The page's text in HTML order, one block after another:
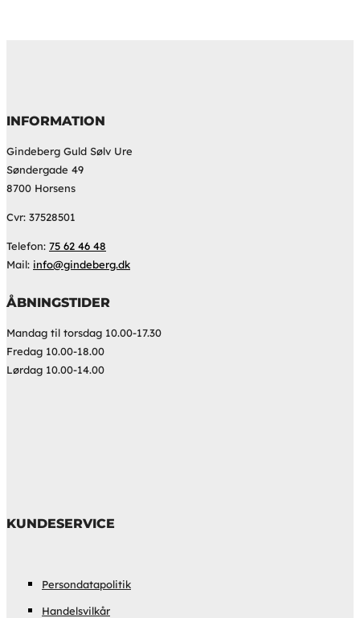
INFORMATION
Gindeberg Guld Sølv Ure
Søndergade 49
8700 Horsens
Cvr: 37528501
Telefon: 75 62 46 48
Mail: info@gindeberg.dk
ÅBNINGSTIDER
Mandag til torsdag 10.00-17.30
Fredag 10.00-18.00
Lørdag 10.00-14.00
KUNDESERVICE
Persondatapolitik
Handelsvilkår